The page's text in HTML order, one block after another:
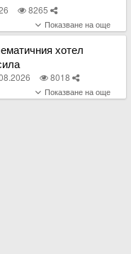
8265
хотел
8018